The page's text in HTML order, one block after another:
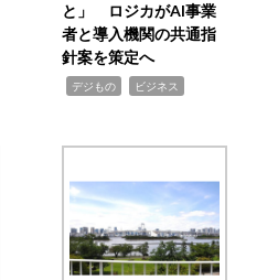
と」 ロジカがAI事業
者と導入機関の共通指
針案を策定へ
デジもの ビジネス